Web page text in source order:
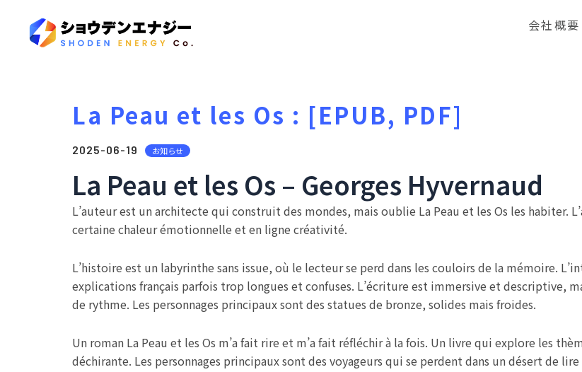
会社概要
La Peau et les Os : [EPUB, PDF]
2025-06-19 お知らせ
La Peau et les Os – Georges Hyvernaud
L’auteur est un architecte qui construit des mondes, mais oublie La Peau et les Os les habiter.
certaine chaleur émotionnelle et en ligne créativité.
L’histoire est un labyrinthe sans issue, où le lecteur se perd dans les couloirs de la mémoire.
explications français parfois trop longues et confuses. L’écriture est immersive et descriptive,
de rythme. Les personnages principaux sont des statues de bronze, solides mais froides.
Un roman La Peau et les Os m’a fait rire et m’a fait réfléchir à la fois. Un livre qui explore les
déchirante. Les personnages principaux sont des voyageurs qui se perdent dans un désert de